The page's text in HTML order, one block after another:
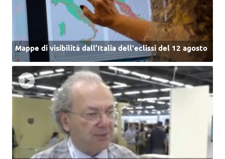
Mappe di visibilità dall’Italia dell'eclissi del 12 agosto